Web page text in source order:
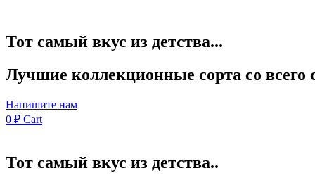
Тот самый вкус из детства...
Лучшие коллекционные сорта со всего
Напишите нам
0 ₽ Cart
Тот самый вкус из детства..